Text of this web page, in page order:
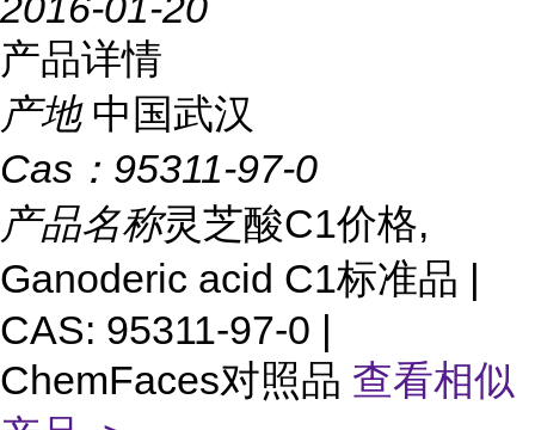
产品详情
产地 中国武汉
Cas： 95311-97-0
产品名称灵芝酸C1价格,
Ganoderic acid C1标准品 |
CAS: 95311-97-0 |
ChemFaces对照品 查看相似